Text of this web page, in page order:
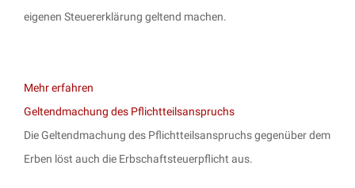
eigenen Steuererklärung geltend machen.
Mehr erfahren
Geltendmachung des Pflichtteilsanspruchs
Die Geltendmachung des Pflichtteilsanspruchs gegenüber dem
Erben löst auch die Erbschaftsteuerpflicht aus.